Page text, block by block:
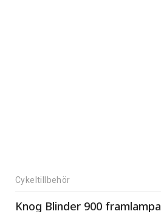
Cykeltillbehör
Knog Blinder 900 framlampa